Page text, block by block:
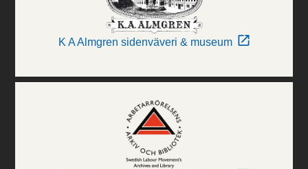
K A Almgren sidenväveri & museum